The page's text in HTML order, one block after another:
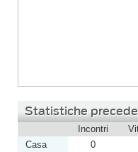
Statistiche
Incontri
Casa
0